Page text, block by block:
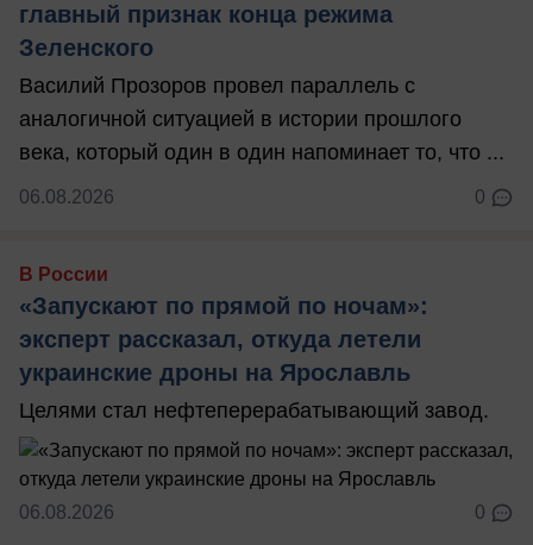
главный признак конца режима
Зеленского
Василий Прозоров провел параллель с
аналогичной ситуацией в истории прошлого
века, который один в один напоминает то, что ...
06.08.2026 0
В России
«Запускают по прямой по ночам»:
эксперт рассказал, откуда летели
украинские дроны на Ярославль
Целями стал нефтеперерабатывающий завод.
06.08.2026 0